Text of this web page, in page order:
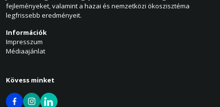
fejleményeket, valamint a hazai és nemzetközi ökoszisztéma
legfrissebb eredményeit.
Információk
Impresszum
Médiaajánlat
Kövess minket